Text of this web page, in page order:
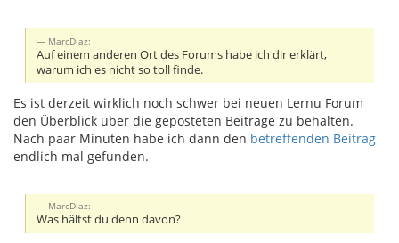
MarcDiaz:
Auf einem anderen Ort des Forums habe ich dir erklärt,
warum ich es nicht so toll finde.
Es ist derzeit wirklich noch schwer bei neuen Lernu Forum
den Überblick über die geposteten Beiträge zu behalten.
Nach paar Minuten habe ich dann den betreffenden Beitrag
endlich mal gefunden.
MarcDiaz:
Was hältst du denn davon?